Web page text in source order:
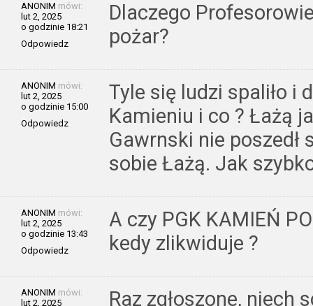
ANONIM mówi:
lut 2, 2025
o godzinie 18:21
Odpowiedz
Dlaczego
pożar?
ANONIM mówi:
lut 2, 2025
o godzinie 15:00
Odpowiedz
Tyle się ludzi spaliło i
Kamieniu i co ? Łażą
Gawrnski nie poszedł
sobie Łażą. Jak
ANONIM mówi:
lut 2, 2025
o godzinie 13:43
Odpowiedz
A czy PGK KAMIEŃ
kedy zlikwiduje ?
ANONIM mówi:
lut 2, 2025
Raz zgłoszone, niech